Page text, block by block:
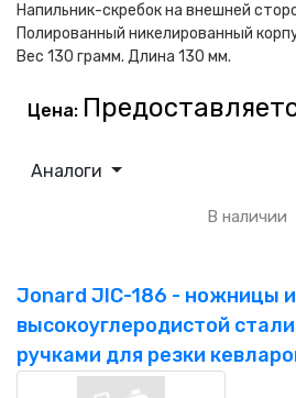
Напильник-скребок на внешней
Полированный никелированный
Вес 130 грамм. Длина 130 мм.
Цена:
Аналоги
В наличии
Jonard JIC-186 - ножницы
высокоуглеродистой
ручками для резки